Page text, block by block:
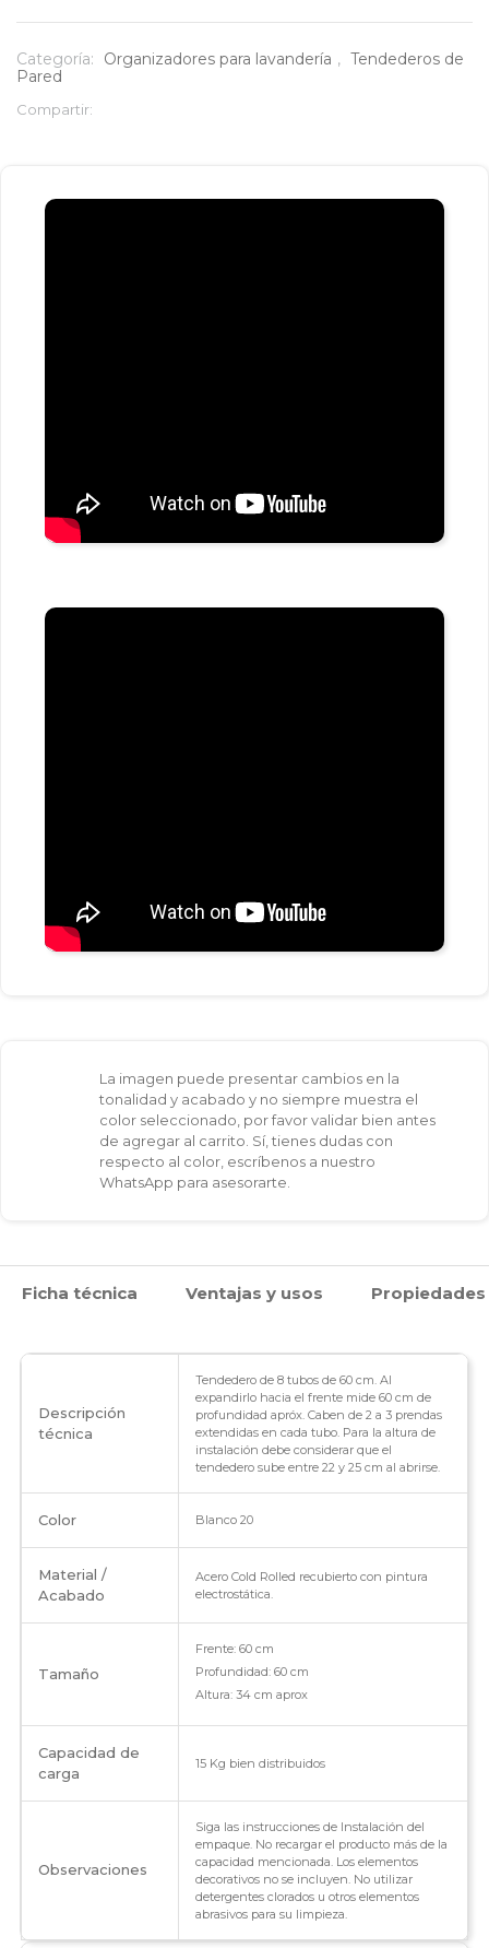
cold
Categoría: Organizadores para lavandería , Tendederos de
Pared
Compartir:
La imagen puede presentar cambios en la
tonalidad y acabado y no siempre muestra el
color seleccionado, por favor validar bien antes
de agregar al carrito. Sí, tienes dudas con
respecto al color, escríbenos a nuestro
WhatsApp para asesorarte.
Ficha técnica Ventajas y usos Propiedades
Descripción
técnica
Tendedero de 8 tubos de 60 cm. Al
expandirlo hacia el frente mide 60 cm de
profundidad apróx. Caben de 2 a 3 prendas
extendidas en cada tubo. Para la altura de
instalación debe considerar que el
tendedero sube entre 22 y 25 cm al abrirse.
Color Blanco 20
Material /
Acabado
Acero Cold Rolled recubierto con pintura
electrostática.
Tamaño
Frente: 60 cm
Profundidad: 60 cm
Altura: 34 cm aprox
Capacidad de
carga
15 Kg bien distribuidos
Observaciones
Siga las instrucciones de Instalación del
empaque. No recargar el producto más de la
capacidad mencionada. Los elementos
decorativos no se incluyen. No utilizar
detergentes clorados u otros elementos
abrasivos para su limpieza.